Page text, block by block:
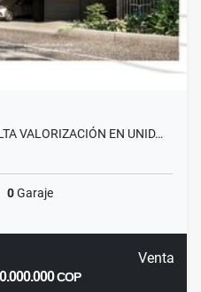
VALORIZACIÓN EN UNID…
0Garaje
Venta
COP